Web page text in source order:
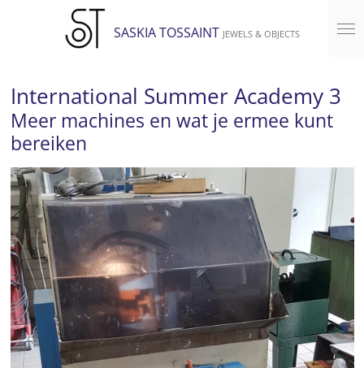
hoofdinhoud
SASKIA TOSSAINT JEWELS & OBJECTS
International Summer Academy 3
Meer machines en wat je ermee kunt
bereiken